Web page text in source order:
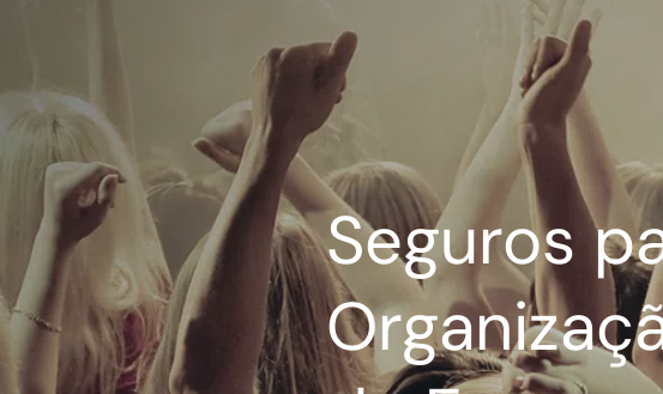
Seguros